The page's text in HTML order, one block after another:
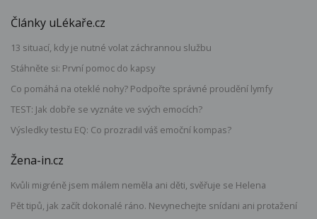
Články uLékaře.cz
13 situací, kdy je nutné volat záchrannou službu
Stáhněte si: První pomoc do kapsy
Co pomáhá na oteklé nohy? Podpořte správné proudění lymfy
TEST: Jak dobře se vyznáte ve svých emocích?
Výsledky testu EQ: Co prozradil váš emoční kompas?
Žena-in.cz
Kvůli migréně jsem málem neměla ani děti, svěřuje se Helena
Pět tipů, jak začít dokonalé ráno. Nevynechejte snídani ani protažení